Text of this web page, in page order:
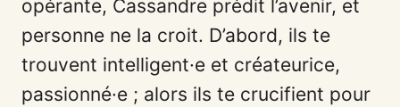
opérante, Cassandre prédit l’avenir, et
personne ne la croit. D’abord, ils te
trouvent intelligent·e et créateurice,
passionné·e ; alors ils te crucifient pour